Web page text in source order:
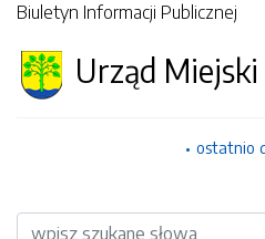
Biuletyn Informacji Publicznej
Urząd
ostatnio
Wyszukiwarka